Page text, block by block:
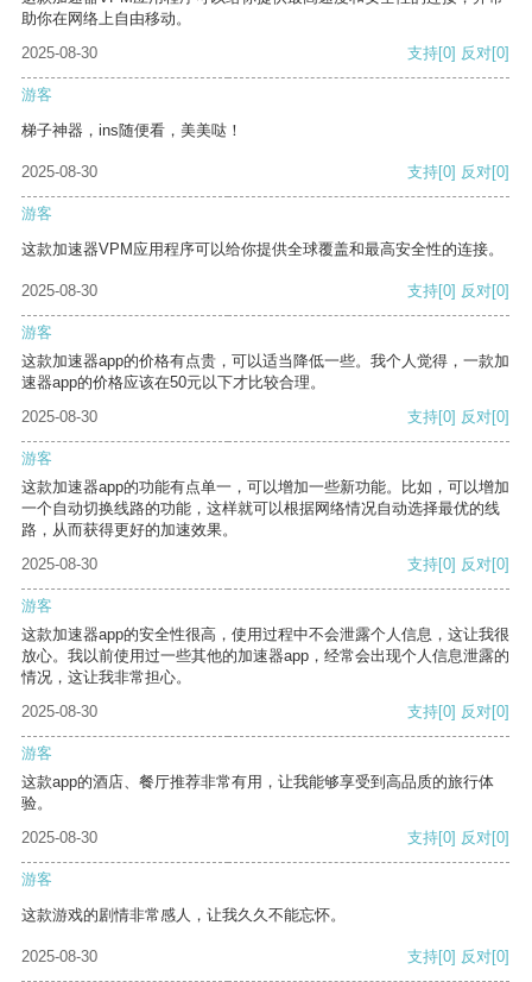
助你在网络上自由移动。
2025-08-30
支持[0] 反对[0]
游客
梯子神器，ins随便看，美美哒！
2025-08-30 支持[0] 反对[0]
游客
这款加速器VPM应用程序可以给你提供全球覆盖和最高安全性的连接。
2025-08-30 支持[0] 反对[0]
游客
这款加速器app的价格有点贵，可以适当降低一些。我个人觉得，一款加
速器app的价格应该在50元以下才比较合理。
2025-08-30
支持[0] 反对[0]
游客
这款加速器app的功能有点单一，可以增加一些新功能。比如，可以增加
一个自动切换线路的功能，这样就可以根据网络情况自动选择最优的线
路，从而获得更好的加速效果。
2025-08-30
支持[0] 反对[0]
游客
这款加速器app的安全性很高，使用过程中不会泄露个人信息，这让我很
放心。我以前使用过一些其他的加速器app，经常会出现个人信息泄露的
情况，这让我非常担心。
2025-08-30
支持[0] 反对[0]
游客
这款app的酒店、餐厅推荐非常有用，让我能够享受到高品质的旅行体
验。
2025-08-30
支持[0] 反对[0]
游客
这款游戏的剧情非常感人，让我久久不能忘怀。
2025-08-30 支持[0] 反对[0]